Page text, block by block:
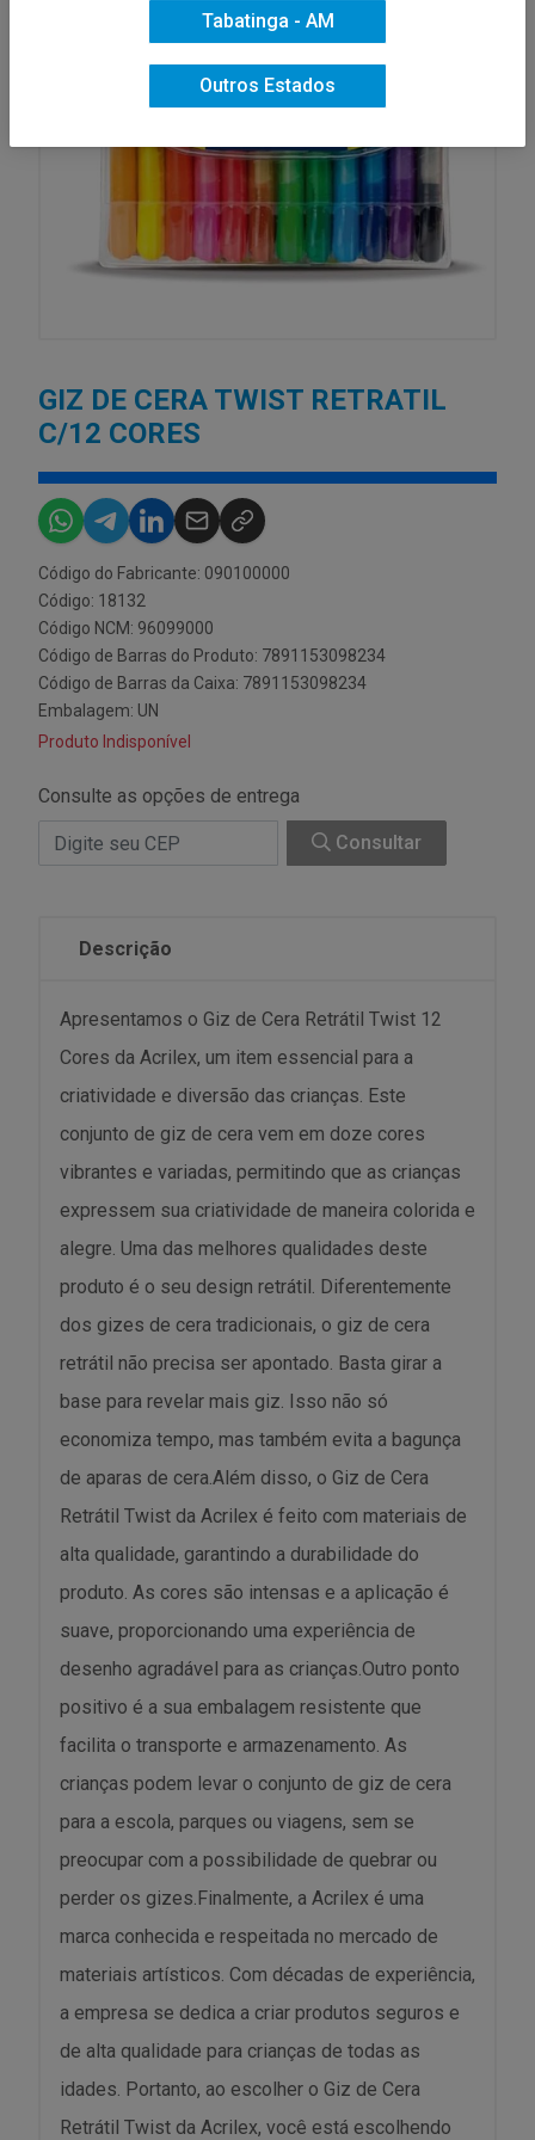
GIZ DE CERA TWIST RETRATIL
C/12 CORES
Código do Fabricante: 090100000
Código: 18132
Código NCM: 96099000
Código de Barras do Produto: 7891153098234
Código de Barras da Caixa: 7891153098234
Embalagem: UN
Produto Indisponível
Consulte as opções de entrega
Consultar
Descrição
Apresentamos o Giz de Cera Retrátil Twist 12
Cores da Acrilex, um item essencial para a
criatividade e diversão das crianças. Este
conjunto de giz de cera vem em doze cores
vibrantes e variadas, permitindo que as crianças
expressem sua criatividade de maneira colorida e
alegre. Uma das melhores qualidades deste
produto é o seu design retrátil. Diferentemente
dos gizes de cera tradicionais, o giz de cera
retrátil não precisa ser apontado. Basta girar a
base para revelar mais giz. Isso não só
economiza tempo, mas também evita a bagunça
de aparas de cera.Além disso, o Giz de Cera
Retrátil Twist da Acrilex é feito com materiais de
alta qualidade, garantindo a durabilidade do
produto. As cores são intensas e a aplicação é
suave, proporcionando uma experiência de
desenho agradável para as crianças.Outro ponto
positivo é a sua embalagem resistente que
facilita o transporte e armazenamento. As
crianças podem levar o conjunto de giz de cera
para a escola, parques ou viagens, sem se
preocupar com a possibilidade de quebrar ou
perder os gizes.Finalmente, a Acrilex é uma
marca conhecida e respeitada no mercado de
materiais artísticos. Com décadas de experiência,
a empresa se dedica a criar produtos seguros e
de alta qualidade para crianças de todas as
idades. Portanto, ao escolher o Giz de Cera
Retrátil Twist da Acrilex, você está escolhendo
Tabatinga - AM
Outros Estados